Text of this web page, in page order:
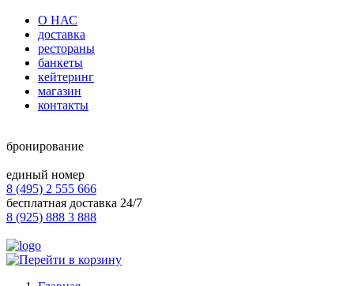
О НАС
доставка
рестораны
банкеты
кейтеринг
магазин
контакты
бронирование
единый номер
8 (495) 2 555 666
бесплатная доставка 24/7
8 (925) 888 3 888